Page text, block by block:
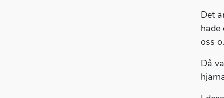
Det
hade
oss
Då